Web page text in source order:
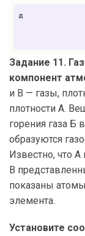
Задание 11.
компонент
и В — газы,
плотности А.
горения газа Б
образуются
Известно, что
В
показаны
элемента.
Установите